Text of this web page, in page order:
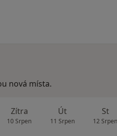
nová místa.
Zítra
10 Srpen
Út
11 Srpen
St
12